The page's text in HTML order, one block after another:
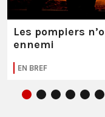
Les pompiers
ennemi
EN BREF